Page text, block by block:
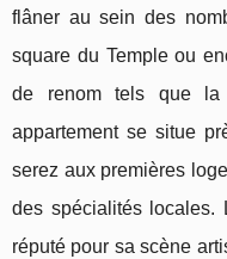
flâner au sein des
square du Temple ou
de renom tels que la
appartement se situe
serez aux premières
des spécialités locales.
réputé pour sa scène